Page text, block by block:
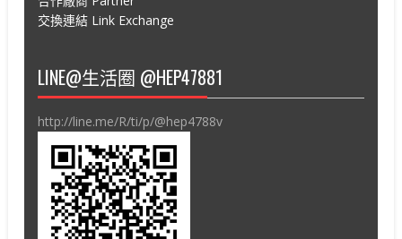
交換連結 Link Exchange
LINE@生活圈 @HEP47881
http://line.me/R/ti/p/@hep4788v